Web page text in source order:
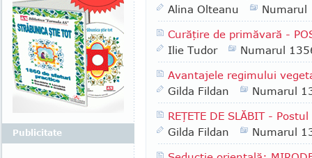
Alina Olteanu
Numarul
Curăţire de primăvară -
Ilie Tudor
Numarul
Avantajele regimului
Gilda Fildan
Numarul
REŢETE DE SLĂBIT -
Gilda Fildan
Numarul
Publicitate